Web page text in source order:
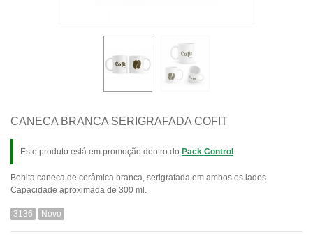
CANECA BRANCA SERIGRAFADA COFIT
Este produto está em promoção dentro do Pack Control .
Bonita caneca de cerâmica branca, serigrafada em ambos os lados.
Capacidade aproximada de 300 ml.
3136 Novo